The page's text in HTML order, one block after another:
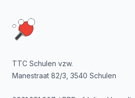
TTC Schulen vzw.
Manestraat 82/3, 3540 Schulen